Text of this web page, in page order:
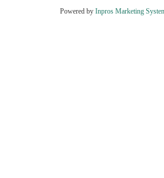
by Inpros Marketing